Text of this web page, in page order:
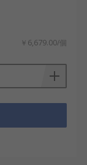
ど、日
を想定
耐える
能エネ
運用を実
￥6,679.00/個